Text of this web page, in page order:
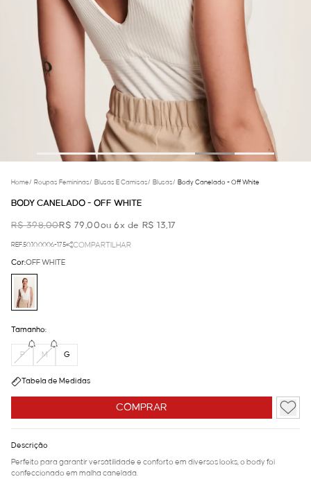
Home/ Roupas Femininas/ Blusas E Camisas/ Blusas/ Body Canelado - Off White
BODY CANELADO - OFF WHITE
R$ 398,00R$ 79,00ou 6x de R$ 13,17
REF.50.10.0006-175 COMPARTILHAR
COMPRAR
Cor:OFF WHITE
Tamanho:
P M G
Tabela de Medidas
Descrição
Perfeito para garantir versátilidade e conforto em diversos looks, o body foi
confeccionado em malha canelada.